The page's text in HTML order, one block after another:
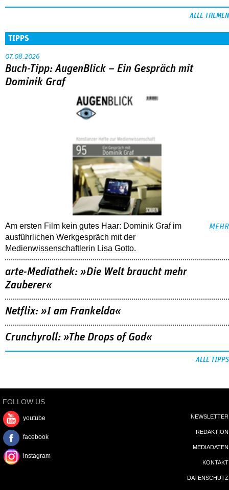
ALLE THEMEN
TIPPS
07.08.2026
Buch-Tipp: AugenBlick – Ein Gespräch mit
Dominik Graf
Am ersten Film kein gutes Haar: Dominik Graf im
ausführlichen Werkgespräch mit der
Medienwissenschaftlerin Lisa Gotto.
MEHR
arte-Mediathek: »Die Welt braucht mehr
Zauberer«
Netflix: »I am Frankelda«
Crunchyroll: »The Drops of God«
ALLE TIPPS
FOLLOW US
youtube
facebook
instagram
NEWSLETTER
REDAKTION
MEDIADATEN
KONTAKT
DATENSCHUTZ